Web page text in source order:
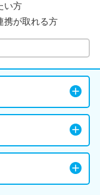
い方
携が取れる方